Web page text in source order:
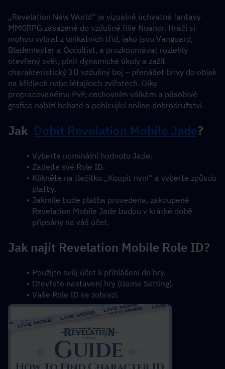
„Revelation New World“ je vizuálně úchvatné fantasy
MMORPG zasazené do vzdušné říše Nuanor. Hráči si
mohou vybrat z unikátních tříd, jako jsou Vanguard,
Blademaster a Occultist, a prozkoumávat rozlehlý
otevřený svět, plnit dynamické úkoly a zažít
charakteristický 3D vzdušný boj – přenášet bitvy do oblak
na křídlech nebo létajících zvířatech. Díky
propracovanému PvP, cechovním válkám a působivé
grafice nabízí bohaté a pohlcující online dobrodružství.
Jak Dobít Revelation Mobile Jade?
Vyberte nominální hodnotu Jade.
Zadejte své Role ID.
Klikněte na tlačítko „Koupit nyní“ a vyberte způsob
platby.
Jakmile bude platba provedena, zakoupené
Revelation Mobile Jade budou v krátké době
připsány na váš účet.
Jak najít Revelation Mobile Role ID?
Použijte svůj účet k přihlášení do hry.
Otevřete nastavení hry (Game Setting).
Vaše Role ID se zobrazí.